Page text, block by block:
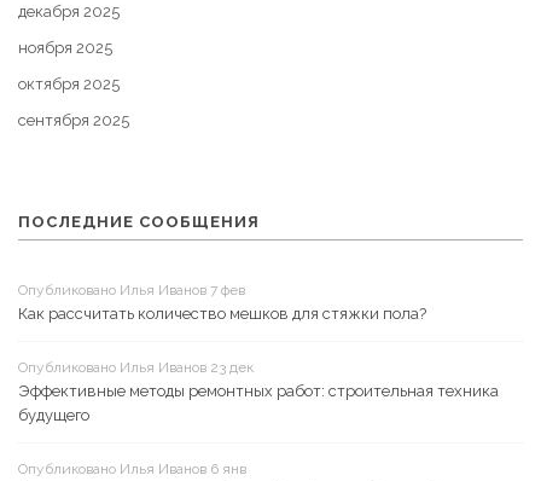
декабря 2025
ноября 2025
октября 2025
сентября 2025
ПОСЛЕДНИЕ СООБЩЕНИЯ
Опубликовано Илья Иванов 7 фев
Как рассчитать количество мешков для стяжки пола?
Опубликовано Илья Иванов 23 дек
Эффективные методы ремонтных работ: строительная техника
будущего
Опубликовано Илья Иванов 6 янв